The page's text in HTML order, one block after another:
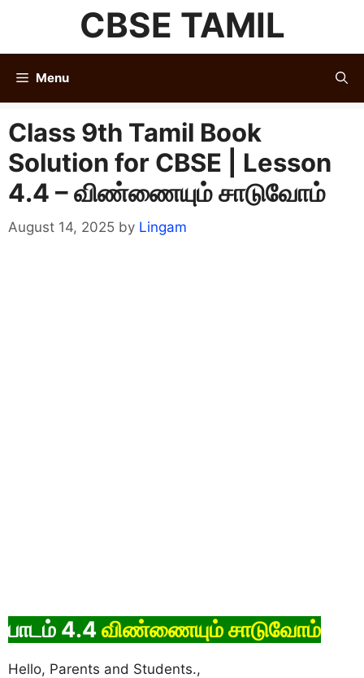
content
CBSE TAMIL
Menu
Class 9th Tamil Book
Solution for CBSE | Lesson
4.4 – விண்ணையும் சாடுவோம்
August 14, 2025 by Lingam
பாடம் 4.4விண்ணையும் சாடுவோம்
Hello, Parents and Students.,